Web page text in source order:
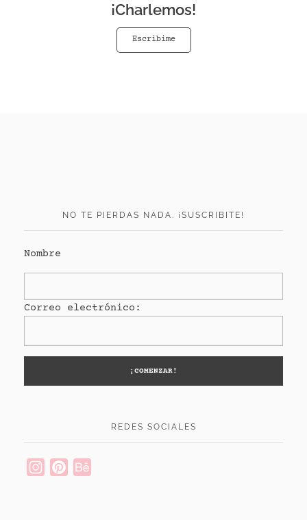
¡Charlemos!
Escribime
NO TE PIERDAS NADA. ¡SUSCRIBITE!
Nombre
Correo electrónico:
REDES SOCIALES
InstagramPinterest